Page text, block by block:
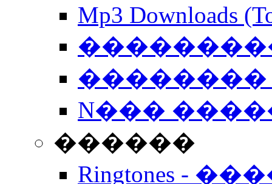
Mp3 Downloads
��������
N���
������
Ringtones -